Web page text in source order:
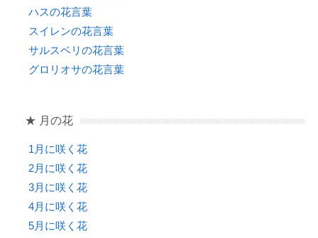
ハスの花言葉
スイレンの花言葉
サルスベリの花言葉
グロリオサの花言葉
★ 月の花
1月に咲く花
2月に咲く花
3月に咲く花
4月に咲く花
5月に咲く花